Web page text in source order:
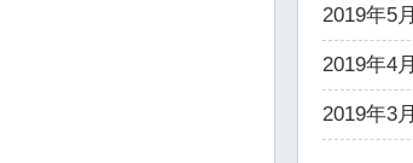
2019年5月
2019年4月
2019年3月